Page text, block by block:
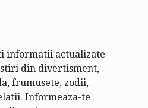
informatii actualizate
stiri din divertisment,
frumusete, zodii,
Informeaza-te